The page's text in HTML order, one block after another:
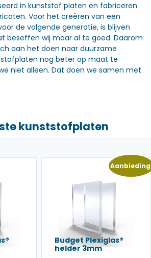
in kunststof platen en fabriceren
Voor het creëren van een
de volgende generatie, is blijven
beseffen wij maar al te goed. Daarom
aan het doen naar duurzame
nog beter op maat te
niet alleen. Dat doen we samen met
kunststofplaten
Budget Plexiglas®
helder 3mm